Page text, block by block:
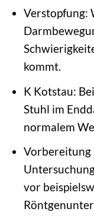
Verstopfung:
kommt.
K Kotstau:
Stuhl im
normalem
Vorbereitung
vor